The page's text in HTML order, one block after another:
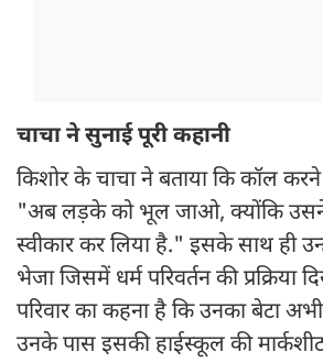
चाचा ने सुनाई पूरी कहानी
किशोर के चाचा ने बताया कि कॉल
"अब लड़के को भूल जाओ, क्योंकि उसने
स्वीकार कर लिया है." इसके साथ ही
भेजा जिसमें धर्म परिवर्तन की प्रक्रिया
परिवार का कहना है कि उनका बेटा
उनके पास इसकी हाईस्कूल की